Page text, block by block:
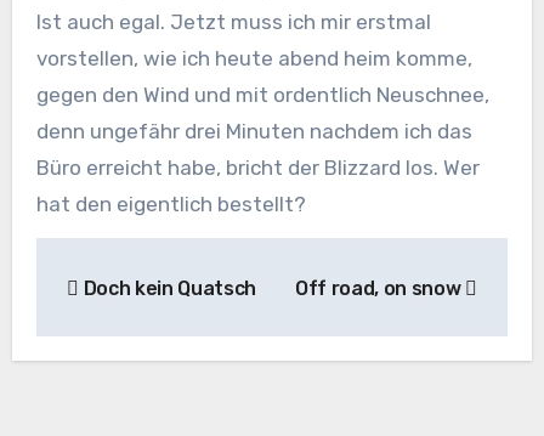
Ist auch egal. Jetzt muss ich mir erstmal
vorstellen, wie ich heute abend heim komme,
gegen den Wind und mit ordentlich Neuschnee,
denn ungefähr drei Minuten nachdem ich das
Büro erreicht habe, bricht der Blizzard los. Wer
hat den eigentlich bestellt?
Doch kein Quatsch Off road, on snow